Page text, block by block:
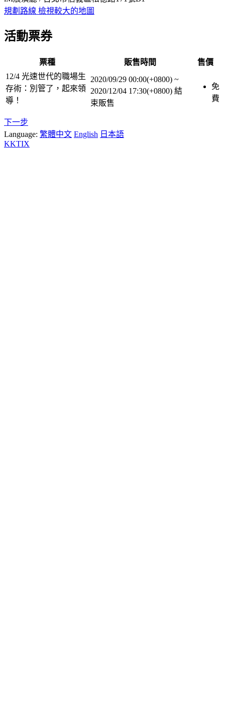
規劃路線 檢視較大的地圖
活動票券
票種 販售時間
售價
12/4 光速世代的職場生
存術：別管了，起來領
導！
2020/09/29 00:00(+0800) ~
2020/12/04 17:30(+0800) 結
束販售
免
費
下一步
Language: 繁體中文 English 日本語
KKTIX